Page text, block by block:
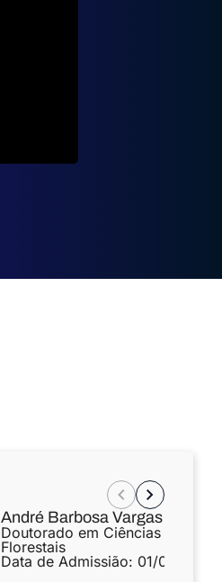
André Barbosa Vargas
Doutorado em Ciências
Florestais
Data de Admissião: 01/02/2012